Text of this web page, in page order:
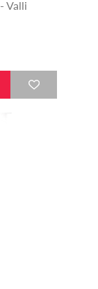
Valli